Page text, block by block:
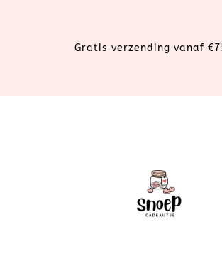
Gratis verzending vanaf